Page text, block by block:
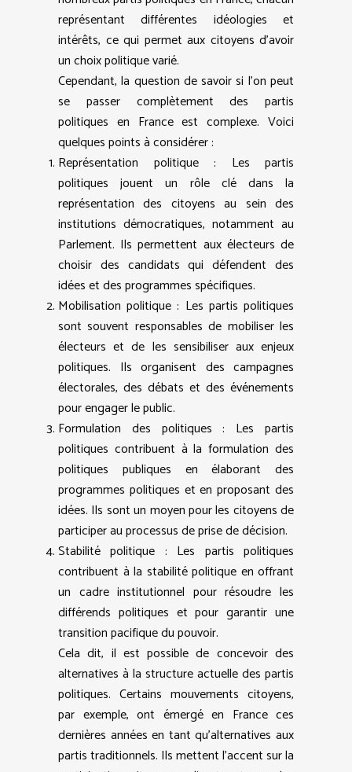
représentant différentes idéologies et
intérêts, ce qui permet aux citoyens d’avoir
un choix politique varié.
Cependant, la question de savoir si l’on peut
se passer complètement des partis
politiques en France est complexe. Voici
quelques points à considérer :
Représentation politique : Les partis
politiques jouent un rôle clé dans la
représentation des citoyens au sein des
institutions démocratiques, notamment au
Parlement. Ils permettent aux électeurs de
choisir des candidats qui défendent des
idées et des programmes spécifiques.
Mobilisation politique : Les partis politiques
sont souvent responsables de mobiliser les
électeurs et de les sensibiliser aux enjeux
politiques. Ils organisent des campagnes
électorales, des débats et des événements
pour engager le public.
Formulation des politiques : Les partis
politiques contribuent à la formulation des
politiques publiques en élaborant des
programmes politiques et en proposant des
idées. Ils sont un moyen pour les citoyens de
participer au processus de prise de décision.
Stabilité politique : Les partis politiques
contribuent à la stabilité politique en offrant
un cadre institutionnel pour résoudre les
différends politiques et pour garantir une
transition pacifique du pouvoir.
Cela dit, il est possible de concevoir des
alternatives à la structure actuelle des partis
politiques. Certains mouvements citoyens,
par exemple, ont émergé en France ces
dernières années en tant qu’alternatives aux
partis traditionnels. Ils mettent l’accent sur la